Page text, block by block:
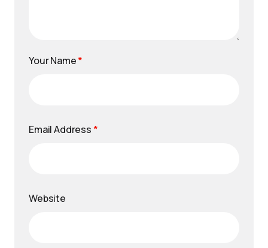
Your Name*
Email Address *
Website